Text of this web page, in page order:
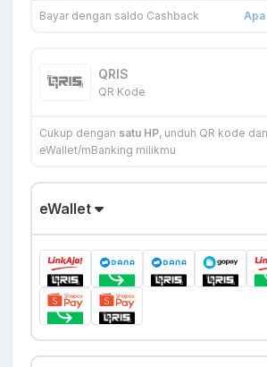
Bayar dengan saldo Cashback Apa
QRIS
QR Kode
Cukup dengan satu HP, unduh QR kode
eWallet/mBanking milikmu
eWallet